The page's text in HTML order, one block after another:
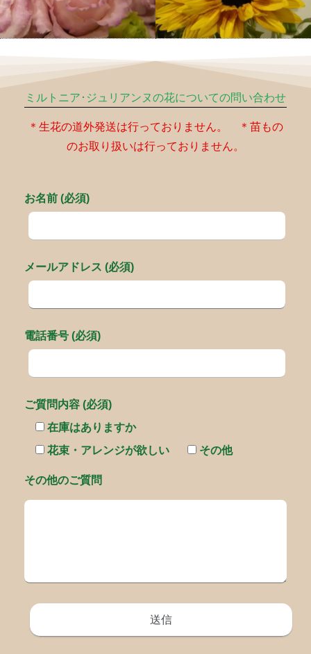
ミルトニア･ジュリアンヌの花についての問い合わせ
＊生花の道外発送は行っておりません。 ＊苗もの
のお取り扱いは行っておりません。
お名前 (必須)
メールアドレス (必須)
電話番号 (必須)
ご質問内容 (必須)
在庫はありますか
花束・アレンジが欲しい
その他
その他のご質問